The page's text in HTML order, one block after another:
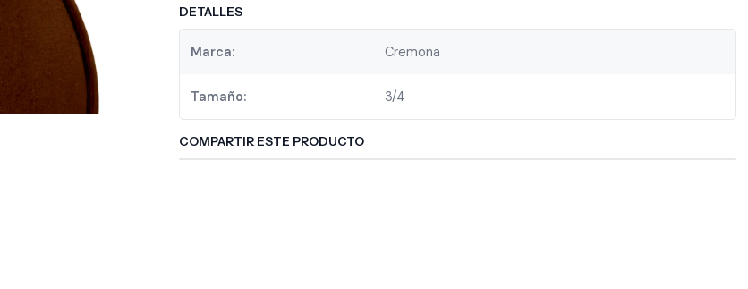
DETALLES
Marca: Cremona
Tamaño: 3/4
COMPARTIR ESTE PRODUCTO